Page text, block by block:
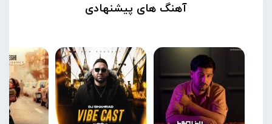
آهنگ های پیشنهادی